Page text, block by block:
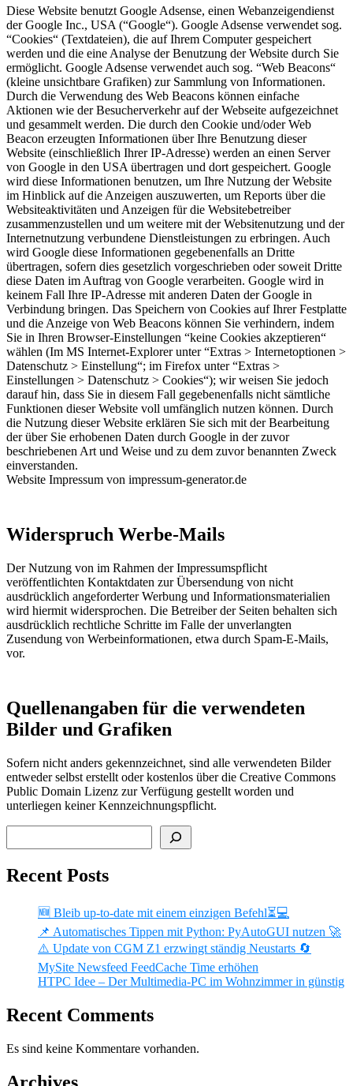
Diese Website benutzt Google Adsense, einen Webanzeigendienst
der Google Inc., USA (“Google“). Google Adsense verwendet sog.
“Cookies“ (Textdateien), die auf Ihrem Computer gespeichert
werden und die eine Analyse der Benutzung der Website durch Sie
ermöglicht. Google Adsense verwendet auch sog. “Web Beacons“
(kleine unsichtbare Grafiken) zur Sammlung von Informationen.
Durch die Verwendung des Web Beacons können einfache
Aktionen wie der Besucherverkehr auf der Webseite aufgezeichnet
und gesammelt werden. Die durch den Cookie und/oder Web
Beacon erzeugten Informationen über Ihre Benutzung dieser
Website (einschließlich Ihrer IP-Adresse) werden an einen Server
von Google in den USA übertragen und dort gespeichert. Google
wird diese Informationen benutzen, um Ihre Nutzung der Website
im Hinblick auf die Anzeigen auszuwerten, um Reports über die
Websiteaktivitäten und Anzeigen für die Websitebetreiber
zusammenzustellen und um weitere mit der Websitenutzung und der
Internetnutzung verbundene Dienstleistungen zu erbringen. Auch
wird Google diese Informationen gegebenenfalls an Dritte
übertragen, sofern dies gesetzlich vorgeschrieben oder soweit Dritte
diese Daten im Auftrag von Google verarbeiten. Google wird in
keinem Fall Ihre IP-Adresse mit anderen Daten der Google in
Verbindung bringen. Das Speichern von Cookies auf Ihrer Festplatte
und die Anzeige von Web Beacons können Sie verhindern, indem
Sie in Ihren Browser-Einstellungen “keine Cookies akzeptieren“
wählen (Im MS Internet-Explorer unter “Extras > Internetoptionen >
Datenschutz > Einstellung“; im Firefox unter “Extras >
Einstellungen > Datenschutz > Cookies“); wir weisen Sie jedoch
darauf hin, dass Sie in diesem Fall gegebenenfalls nicht sämtliche
Funktionen dieser Website voll umfänglich nutzen können. Durch
die Nutzung dieser Website erklären Sie sich mit der Bearbeitung
der über Sie erhobenen Daten durch Google in der zuvor
beschriebenen Art und Weise und zu dem zuvor benannten Zweck
einverstanden.
Website Impressum von impressum-generator.de
Widerspruch Werbe-Mails
Der Nutzung von im Rahmen der Impressumspflicht
veröffentlichten Kontaktdaten zur Übersendung von nicht
ausdrücklich angeforderter Werbung und Informationsmaterialien
wird hiermit widersprochen. Die Betreiber der Seiten behalten sich
ausdrücklich rechtliche Schritte im Falle der unverlangten
Zusendung von Werbeinformationen, etwa durch Spam-E-Mails,
vor.
Quellenangaben für die verwendeten
Bilder und Grafiken
Sofern nicht anders gekennzeichnet, sind alle verwendeten Bilder
entweder selbst erstellt oder kostenlos über die Creative Commons
Public Domain Lizenz zur Verfügung gestellt worden und
unterliegen keiner Kennzeichnungspflicht.
Recent Posts
🆕 Bleib up-to-date mit einem einzigen Befehl⏳💻
📌 Automatisches Tippen mit Python: PyAutoGUI nutzen 🚀
⚠️ Update von CGM Z1 erzwingt ständig Neustarts 🔄
MySite Newsfeed FeedCache Time erhöhen
HTPC Idee – Der Multimedia-PC im Wohnzimmer in günstig
Recent Comments
Es sind keine Kommentare vorhanden.
Archives